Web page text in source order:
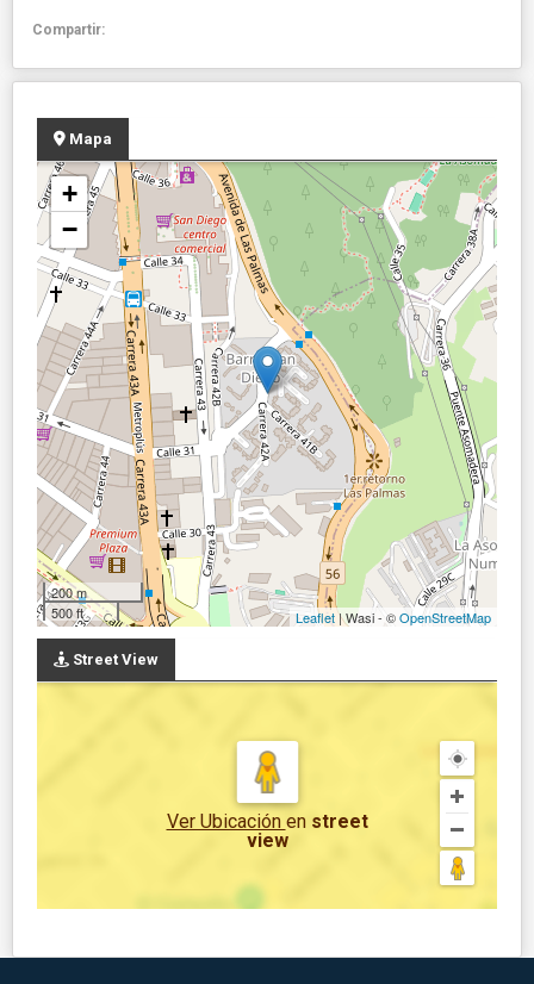
Compartir:
Mapa
+
−
200 m
500 ft
Leaflet| Wasi - ©OpenStreetMap
Street View
Ver Ubicación en street
view